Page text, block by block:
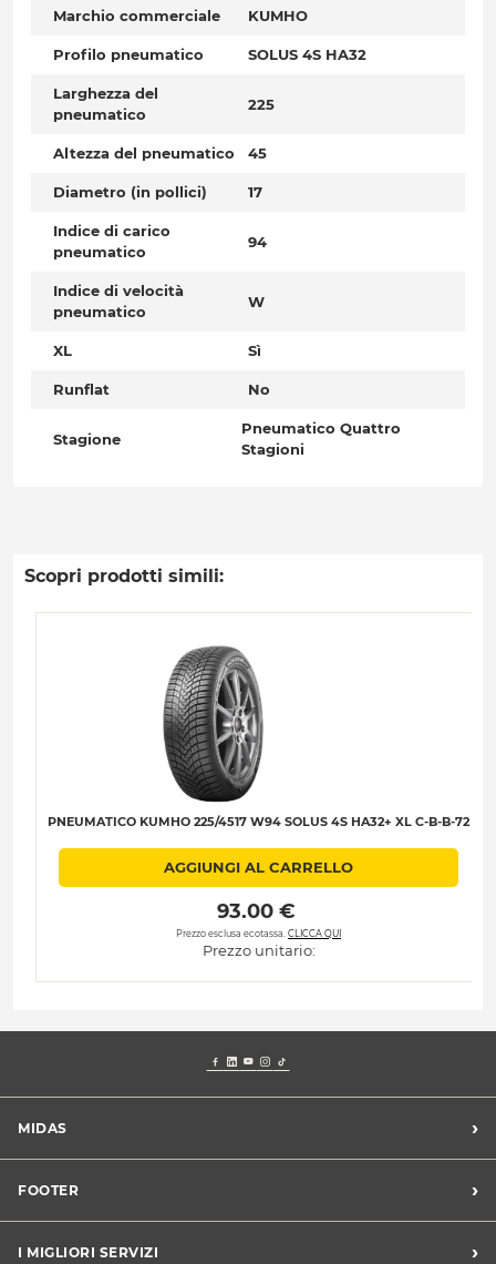
Marchio commerciale KUMHO
Profilo pneumatico SOLUS 4S HA32
Larghezza del
pneumatico
225
Altezza del pneumatico 45
Diametro (in pollici) 17
Indice di carico
pneumatico
94
Indice di velocità
pneumatico
W
XL Sì
Runflat No
Stagione
Pneumatico Quattro
Stagioni
Scopri prodotti simili:
PNEUMATICO KUMHO 225/4517 W94 SOLUS 4S HA32+ XL C-B-B-72
AGGIUNGI AL CARRELLO
93.00 €
Prezzo esclusa ecotassa. CLICCA QUI
Prezzo unitario:
MIDAS ›
Blog dell'automobilista
Lavora con noi
Chi siamo
FOOTER ›
Apri un centro in franchising
I MIGLIORI SERVIZI ›